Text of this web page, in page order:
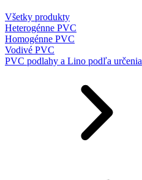
Všetky produkty
Heterogénne PVC
Homogénne PVC
Vodivé PVC
PVC podlahy a Lino podľa určenia